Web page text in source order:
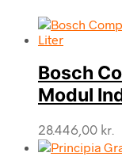
Bosch
Modul
28.446,00 kr.